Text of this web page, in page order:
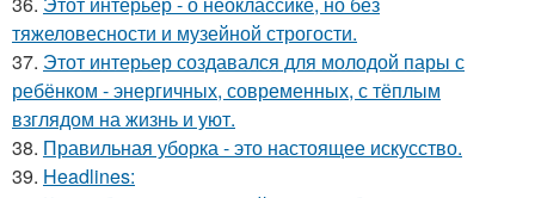
тяжеловесности и музейной строгости.
37. Этот интерьер создавался для молодой пары с
ребёнком - энергичных, современных, с тёплым
взглядом на жизнь и уют.
38. Правильная уборка - это настоящее искусство.
39. Headlines: